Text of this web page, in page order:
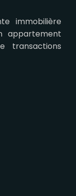
immobilière
appartement
transactions